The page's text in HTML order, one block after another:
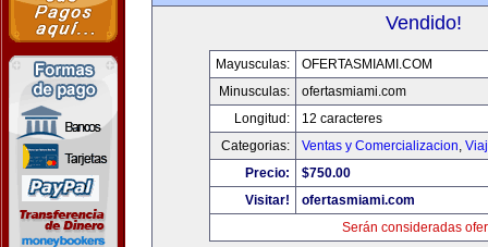
Vendido!
Mayusculas:
OFERTASMIAMI.COM
Minusculas:
ofertasmiami.com
Longitud:
12 caracteres
Categorias:
Ventas y Comercializacion,
Precio:
$750.00
Visitar!
ofertasmiami.com
Serán consideradas